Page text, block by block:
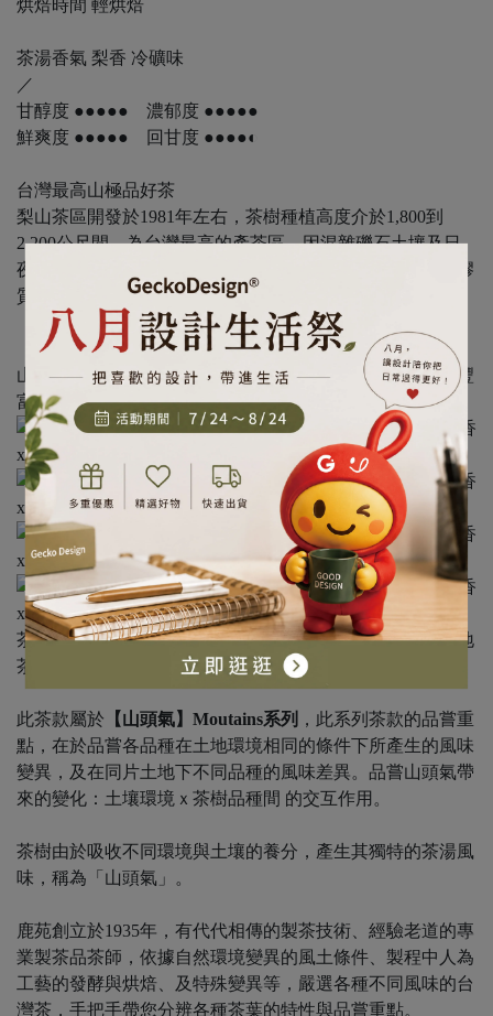
烘焙時間 輕烘焙
茶湯香氣 梨香 冷礦味
／
甘醇度 ●●●●● 濃郁度 ●●●●●
鮮爽度 ●●●●● 回甘度 ●●●●◐
台灣最高山極品好茶
梨山茶區開發於1981年左右，茶樹種植高度介於1,800到
2,200公尺間，為台灣最高的產茶區，因混雜礫石土壤及日
夜溫差大、雲霧繚繞的高山氣候影響，茶菁結構厚實且富膠
質，茶湯質地細膩。
【鹿苑】特選之手採梨山烏龍茶，產自人煙罕至的冷冽高
山，茶湯中的冷礦味和梨香是其獨特的山頭氣，茶湯滋味豐
富且醇厚，是嗜茶人的珍品。
茶，即是在獨特風土條件、精湛工藝形塑下，忠實還原道地
茶區裡最真實細膩的風味。
此茶款屬於 【山頭氣】Moutains系列 ，此系列茶款的品嘗重
點，在於品嘗各品種在土地環境相同的條件下所產生的風味
變異，及在同片土地下不同品種的風味差異。品嘗山頭氣帶
來的變化：土壤環境ｘ茶樹品種間 的交互作用。
茶樹由於吸收不同環境與土壤的養分，產生其獨特的茶湯風
味，稱為「山頭氣」。
鹿苑創立於1935年，有代代相傳的製茶技術、經驗老道的專
業製茶品茶師，依據自然環境變異的風土條件、製程中人為
工藝的發酵與烘焙、及特殊變異等，嚴選各種不同風味的台
灣茶，手把手帶您分辨各種茶葉的特性與品嘗重點。